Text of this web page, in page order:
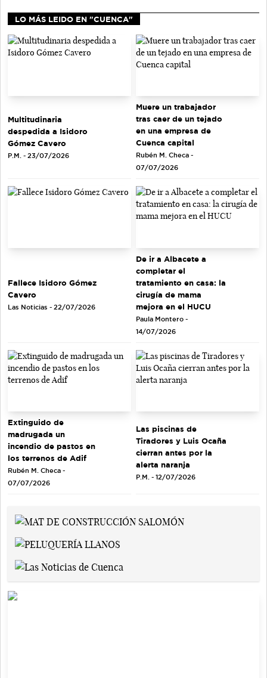
LO MÁS LEIDO EN "CUENCA"
Multitudinaria
despedida a Isidoro
Gómez Cavero
P.M. - 23/07/2026
Muere un trabajador
tras caer de un tejado
en una empresa de
Cuenca capital
Rubén M. Checa -
07/07/2026
Fallece Isidoro Gómez
Cavero
Las Noticias - 22/07/2026
De ir a Albacete a
completar el
tratamiento en casa: la
cirugía de mama
mejora en el HUCU
Paula Montero -
14/07/2026
Extinguido de
madrugada un
incendio de pastos en
los terrenos de Adif
Rubén M. Checa -
07/07/2026
Las piscinas de
Tiradores y Luis Ocaña
cierran antes por la
alerta naranja
P.M. - 12/07/2026